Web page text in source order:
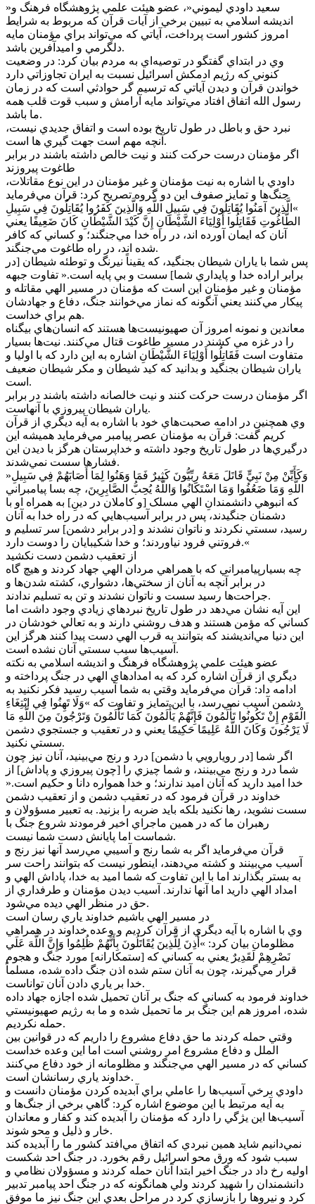
»سعيد داودي ليموني«، عضو هيئت علمي پژوهشگاه فرهنگ و
انديشه اسلامي به تبيين برخي از آيات قرآن که مربوط به شرايط
امروز کشور است پرداخت، آياتي که مي‌تواند براي مؤمنان مايه
دلگرمي و اميدآفرين باشد.
وي در ابتداي گفتگو در توصيه‌اي به مردم بيان کرد: در وضعيت
کنوني که رژيم ادمکش اسرائيل نسبت به ايران تجاوزاتي دارد
خواندن قرآن و ديدن آياتي که ترسيم گر حوادثي است که در زمان
رسول الله اتفاق افتاد مي‌تواند مايه آرامش و سبب قوت قلب همه
ما باشد.
نبرد حق و باطل در طول تاريخ بوده است و اتفاق جديدي نيست،
آنچه مهم است جهت گيري ها است.
اگر مؤمنان درست حرکت کنند و نيت خالص داشته باشند در برابر
طاغوت پيروزند
داودي با اشاره به نيت مؤمنان و غير مؤمنان در اين نوع مقاتلات،
جنگ‌ها و تمايز صفوف اين دو گروه تصريح کرد: قرآن مي‌فرمايد
»الَّذِينَ آمَنُوا يُقَاتِلُونَ فِي سَبِيلِ اللَّهِ وَالَّذِينَ کَفَرُوا يُقَاتِلُونَ فِي سَبِيلِ
الطَّاغُوتِ فَقَاتِلُوا أَوْلِيَاءَ الشَّيْطَانِ إِنَّ کَيْدَ الشَّيْطَانِ کَانَ ضَعِيفًا يعني
آنان که ايمان آورده اند، در راه خدا مي‌جنگند؛ و کساني که کافر
شده اند، در راه طاغوت مي‌جنگند.
پس شما با ياران شيطان بجنگيد، که يقيناً نيرنگ و توطئه شيطان [در
برابر اراده خدا و پايداري شما] سست و بي پايه است.« تفاوت جبهه
مؤمنان و غير مؤمنان اين است که مؤمنان در مسير الهي مقاتله و
پيکار مي‌کنند يعني آنگونه که نماز مي‌خوانند جنگ، دفاع و جهادشان
هم براي خداست.
معاندين و نمونه امروز آن صهيونيست‌ها هستند که انسان‌هاي بيگناه
را در غزه مي کشند در مسير طاغوت قتال مي‌کنند. نيت‌ها بسيار
متفاوت است فَقَاتِلُوا أَوْلِيَاءَ الشَّيْطَانِ اشاره به اين دارد که با اوليا و
ياران شيطان بجنگيد و بدانيد که کيد شيطان و مکر شيطان ضعيف
است.
اگر مؤمنان درست حرکت کنند و نيت خالصانه داشته باشند در برابر
ياران شيطان پيروزي با آنهاست.
وي همچنين در ادامه صحبت‌هاي خود با اشاره به آيه ديگري از قرآن
کريم گفت: قرآن به مؤمنان عصر پيامبر مي‌فرمايد هميشه اين
درگيري‌ها در طول تاريخ وجود داشته و خداپرستان هرگز با ديدن اين
فشارها سست نمي‌شدند.
»وَکَأَيِّنْ مِنْ نَبِيٍّ قَاتَلَ مَعَهُ رِبِّيُّونَ کَثِيرٌ فَمَا وَهَنُوا لِمَا أَصَابَهُمْ فِي سَبِيلِ
اللَّهِ وَمَا ضَعُفُوا وَمَا اسْتَکَانُوا وَاللَّهُ يُحِبُّ الصَّابِرِينَ، چه بسا پيامبراني
که انبوهي دانشمندانِ الهي مسلک [و کاملان در دينِ] به همراه او با
دشمنان جنگيدند، پس در برابر آسيب‌هايي که در راه خدا به آنان
رسيد، سستي نکردند و ناتوان نشدند و [در برابر دشمن] سر تسليم و
فروتني فرود نياوردند؛ و خدا شکيبايان را دوست دارد.«
از تعقيب دشمن دست نکشيد
چه بسيارپيامبراني که با همراهي مردان الهي جهاد کردند و هيچ گاه
در برابر آنچه به آنان از سختي‌ها، دشواري، کشته شدن‌ها و
جراحت‌ها رسيد سست و ناتوان نشدند و تن به تسليم ندادند.
اين آيه نشان مي‌دهد در طول تاريخ نبردهاي زيادي وجود داشت اما
کساني که مؤمن هستند و هدف روشني دارند و به تعالي خودشان در
اين دنيا مي‌انديشند که بتوانند به قرب الهي دست پيدا کنند هرگز اين
آسيب‌ها سبب سستي آنان نشده است.
عضو هيئت علمي پژوهشگاه فرهنگ و انديشه اسلامي به نکته
ديگري از قرآن اشاره کرد که به امدادهاي الهي در جنگ پرداخته و
ادامه داد: قرآن مي‌فرمايد وقتي به شما آسيب رسيد فکر نکنيد به
دشمن آسيب نمي‌رسد، با اين تمايز و تفاوت که »وَلَا تَهِنُوا فِي ابْتِغَاءِ
الْقَوْمِ إِنْ تَکُونُوا تَأْلَمُونَ فَإِنَّهُمْ يَأْلَمُونَ کَمَا تَأْلَمُونَ وَتَرْجُونَ مِنَ اللَّهِ مَا
لَا يَرْجُونَ وَکَانَ اللَّهُ عَلِيمًا حَکِيمًا يعني و در تعقيب و جستجوي دشمن
سستي نکنيد.
اگر شما [در رويارويي با دشمن] درد و رنج مي‌بينيد، آنان نيز چون
شما درد و رنج مي‌بينند، و شما چيزي را [چون پيروزي و پاداش] از
خدا اميد داريد که آنان اميد ندارند؛ و خدا همواره دانا و حکيم است.«
خداوند در قرآن فرمود که در تعقيب دشمن و از تعقيب دشمن
سست نشويد، رها نکنيد بلکه بايد ضربه را بزنيد. به تعبير مسؤولان و
رهبران ما که در همين ماجراي اخير فرمودند شروع جنگ با
شماست اما پايانش دست شما نيست.
قرآن مي‌فرمايد اگر به شما رنج و آسيبي مي‌رسد آنها نيز رنج و
آسيب مي‌بينند و کشته مي‌دهند، اينطور نيست که بتوانند راحت سر
به بستر بگذارند اما با اين تفاوت که شما اميد به خدا، پاداش الهي و
امداد الهي داريد اما آنها ندارند. آسيب ديدن مؤمنان و طرفداري از
حق در منظر الهي ديده مي‌شود.
در مسير الهي باشيم خداوند ياري رسان است
وي با اشاره با آيه ديگري از قرآن کرديم و وعده خداوند در همراهي
مظلومان بيان کرد: »أُذِنَ لِلَّذِينَ يُقَاتَلُونَ بِأَنَّهُمْ ظُلِمُوا وَإِنَّ اللَّهَ عَلَي
نَصْرِهِمْ لَقَدِيرٌ يعني به کساني که [ستمکارانه] مورد جنگ و هجوم
قرار مي‌گيرند، چون به آنان ستم شده اذن جنگ داده شده، مسلماً
خدا بر ياري دادن آنان تواناست.
خداوند فرمود به کساني که جنگ بر آنان تحميل شده اجازه جهاد داده
شده، امروز هم اين جنگ بر ما تحميل شده و ما به رژيم صهيونيستي
حمله نکرديم.
وقتي حمله کردند ما حق دفاع مشروع را داريم که در قوانين بين
الملل و دفاع مشروع امر روشني است اما اين وعده خداست
کساني که در مسير الهي مي‌جنگند و مظلومانه از خود دفاع مي‌کنند
خداوند ياري رسانشان است.
داودي برخي آسيب‌ها را عاملي براي آبديده کردن مؤمنان دانست و
به آيه مرتبط با اين موضوع اشاره کرد: گاهي برخي از جنگ‌ها و
آسيب‌ها اين يژگي را دارد که مؤمنان را آبديده کند و کفار و معاندان
خار و ذليل و محو شوند.
نمي‌دانيم شايد همين نبردي که اتفاق مي‌افتد کشور ما را آبديده کند
سبب شود که ورق محو اسرائيل رقم بخورد. در جنگ احد شکست
اوليه رخ داد در جنگ اخير ابتدا آنان حمله کردند و مسؤولان نظامي و
دانشمندان را شهيد کردند ولي همانگونه که در جنگ احد پيامبر تدبير
کرد و نيروها را بازسازي کرد در مراحل بعدي اين جنگ نيز ما موفق